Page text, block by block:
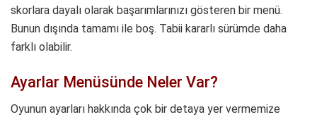
skorlara dayalı olarak başarımlarınızı gösteren bir menü.
Bunun dışında tamamı ile boş. Tabii kararlı sürümde daha
farklı olabilir.
Ayarlar Menüsünde Neler Var?
Oyunun ayarları hakkında çok bir detaya yer vermemize